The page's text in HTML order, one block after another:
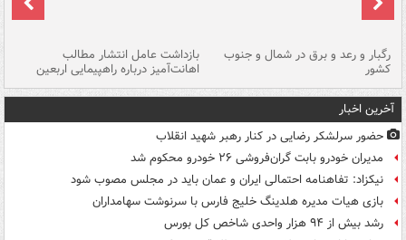
رگبار و رعد و برق در شمال و جنوب
کشور
بازداشت عامل انتشار مطالب
اهانت‌آمیز درباره راهپیمایی اربعین
آخرین اخبار
حضور سرلشکر رضایی در کنار رهبر شهید انقلاب
مدیران خودرو بابت گران‌فروشی ۲۶ خودرو محکوم شد
نیکزاد: تفاهنامه احتمالی ایران و عمان باید در مجلس مصوب شود
بازی هیات مدیره هلدینگ خلیج فارس با سرنوشت سهامداران
رشد بیش از ۹۴ هزار واحدی شاخص کل بورس